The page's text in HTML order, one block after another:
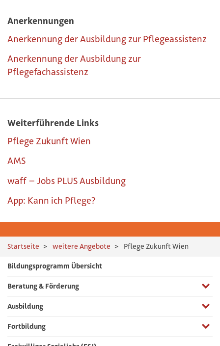
Anerkennungen
Anerkennung der Ausbildung zur Pflegeassistenz
Anerkennung der Ausbildung zur
Pflegefachassistenz
Weiterführende Links
Pflege Zukunft Wien
AMS
waff – Jobs PLUS Ausbildung
App: Kann ich Pflege?
Startseite weitere Angebote Pflege Zukunft Wien
Bildungsprogramm Übersicht
Beratung & Förderung
Ausbildung
Fortbildung